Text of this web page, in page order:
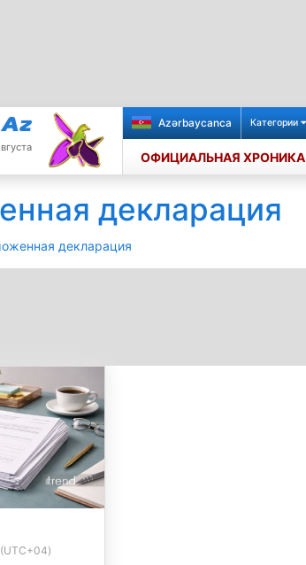
Azərbaycanca Категории
ОФИЦИАЛЬНАЯ ХРОНИКА
декларация
декларация